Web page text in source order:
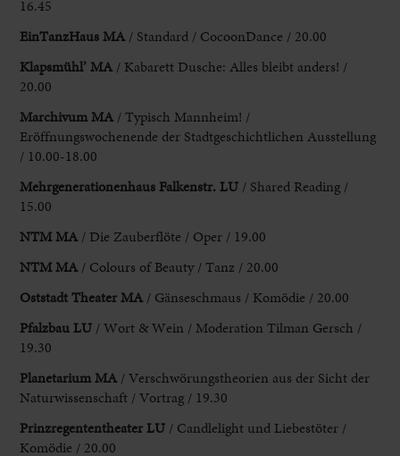
16.45
EinTanzHausMA / Standard / CocoonDance / 20.00
Klapsmühl’ MA / Kabarett Dusche: Alles bleibt anders! /
20.00
Marchivum MA / Typisch Mannheim! /
Eröffnungswochenende der Stadtgeschichtlichen Ausstellung
/ 10.00-18.00
Mehrgenerationenhaus Falkenstr. LU / Shared Reading /
15.00
NTM MA / Die Zauberflöte / Oper / 19.00
NTM MA / Colours of Beauty/ Tanz / 20.00
Oststadt Theater MA / Gänseschmaus / Komödie / 20.00
Pfalzbau LU / Wort & Wein / Moderation Tilman Gersch /
19.30
Planetarium MA / Verschwörungstheorien aus der Sicht der
Naturwissenschaft / Vortrag / 19.30
Prinzregententheater LU / Candlelight und Liebestöter /
Komödie / 20.00